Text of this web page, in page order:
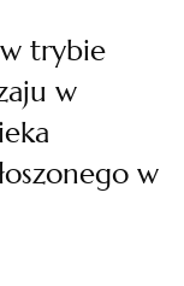
trybie
w
w